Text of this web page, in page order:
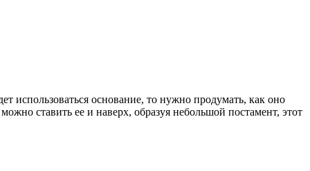
использоваться основание, то нужно продумать, как оно
ставить ее и наверх, образуя небольшой постамент, этот